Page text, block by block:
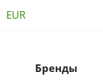
EUR
Бренды